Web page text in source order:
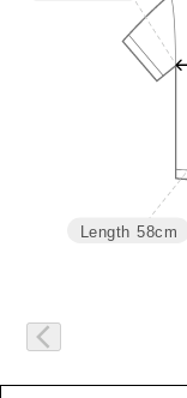
62
Length 58cm